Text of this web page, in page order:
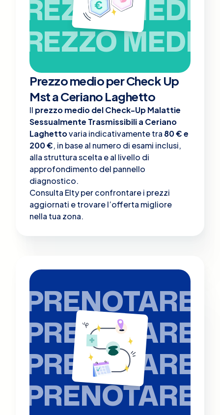
PREZZO MEDIO
PREZZO MEDIO
Prezzo medio per Check Up
Mst a Ceriano Laghetto
Il prezzo medio del Check-Up Malattie
Sessualmente Trasmissibili a Ceriano
Laghettovaria indicativamente tra 80 € e
200 €, in base al numero di esami inclusi,
alla struttura scelta e al livello di
approfondimento del pannello
diagnostico.
Consulta Elty per confrontare i prezzi
aggiornati e trovare l’offerta migliore
nella tua zona.
PRENOTARE
PRENOTARE
PRENOTARE
PRENOTARE